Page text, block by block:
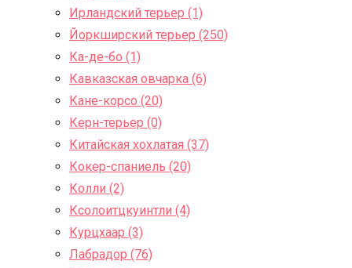
Ирландский терьер (1)
Йоркширский терьер (250)
Ка-де-бо (1)
Кавказская овчарка (6)
Кане-корсо (20)
Керн-терьер (0)
Китайская хохлатая (37)
Кокер-спаниель (20)
Колли (2)
Ксолоитцкуинтли (4)
Курцхаар (3)
Лабрадор (76)